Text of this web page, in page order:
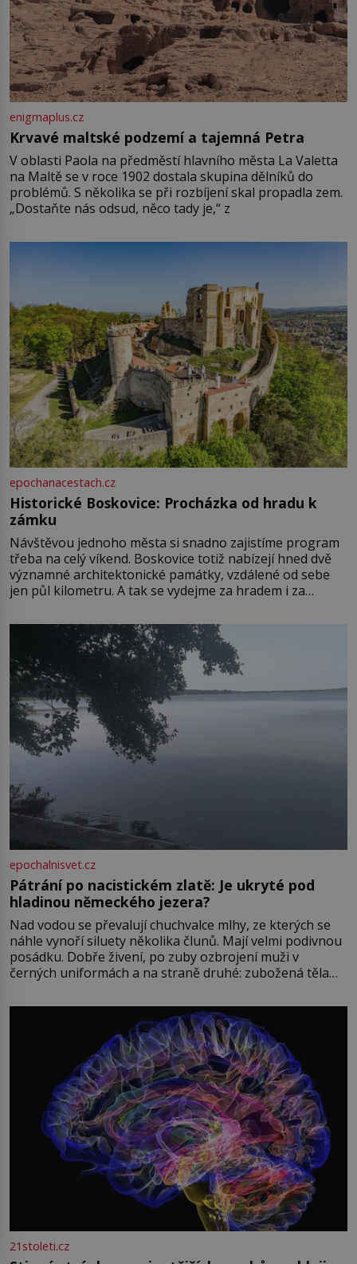
enigmaplus.cz
Krvavé maltské podzemí a tajemná Petra
V oblasti Paola na předměstí hlavního města La Valetta
na Maltě se v roce 1902 dostala skupina dělníků do
problémů. S několika se při rozbíjení skal propadla zem.
„Dostaňte nás odsud, něco tady je,“ z
epochanacestach.cz
Historické Boskovice: Procházka od hradu k
zámku
Návštěvou jednoho města si snadno zajistíme program
třeba na celý víkend. Boskovice totiž nabízejí hned dvě
významné architektonické památky, vzdálené od sebe
jen půl kilometru. A tak se vydejme za hradem i za
Boskovice na okraji Drahanské vrchoviny vznikla někdy
ve13. století, a už v roce 1313 kronikáři zaznamenali
epochalnisvet.cz
Pátrání po nacistickém zlatě: Je ukryté pod
hladinou německého jezera?
Nad vodou se převalují chuchvalce mlhy, ze kterých se
náhle vynoří siluety několika člunů. Mají velmi podivnou
posádku. Dobře živení, po zuby ozbrojení muži v
černých uniformách a na straně druhé: zubožená těla
přízračná scéna znamená? Je jaro roku 1945, druhá
světová válka se chýlí ke konci. Jezero Stolpsee
21stoleti.cz